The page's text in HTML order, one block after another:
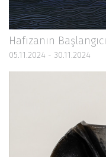
Hafızanın Başlangıcı
05.11.2024 - 30.11.2024